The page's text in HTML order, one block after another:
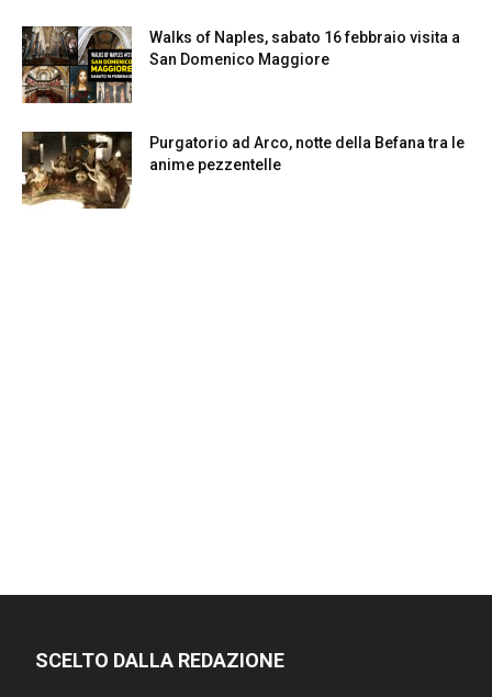
Walks of Naples, sabato 16 febbraio visita a
San Domenico Maggiore
Purgatorio ad Arco, notte della Befana tra le
anime pezzentelle
SCELTO DALLA REDAZIONE